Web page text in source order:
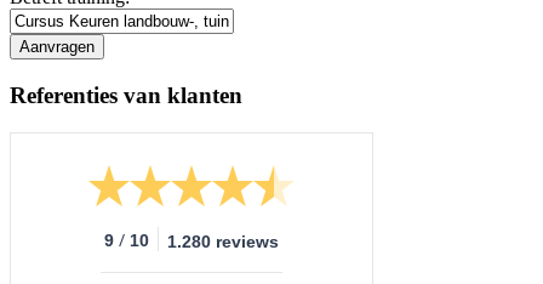
Referenties van klanten
9 / 10 1.280 reviews